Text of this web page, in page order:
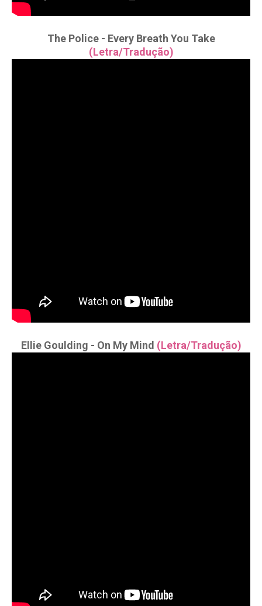
The Police - Every Breath You Take
(Letra/Tradução)
Ellie Goulding - On My Mind (Letra/Tradução)